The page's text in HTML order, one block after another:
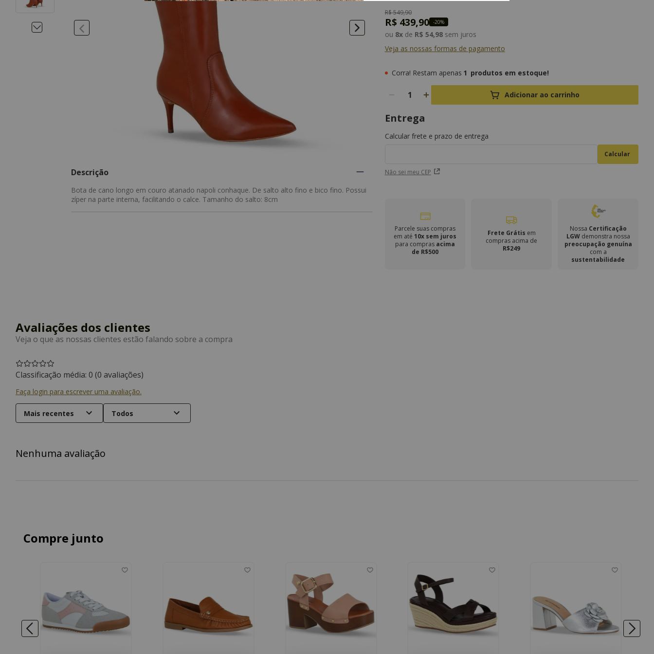
Descrição
Bota de cano longo em couro atanado napoli conhaque. De salto alto fino e bico fino. Possui
zíper na parte interna, facilitando o calce. Tamanho do salto: 8cm
R$549,90
R$ 439,90 -20%
ou 8x de R$ 54,98 sem juros
Veja as nossas formas de pagamento
1 produtos em estoque!
Adicionar ao carrinho
Entrega
Calcular frete e prazo de entrega
Não sei meu CEP
Parcele suas compras
em até10x sem juros
para compras acima
de R$500
Frete Grátis em
compras acima de
R$249
Nossa Certificação
LGWdemonstra nossa
preocupação genuína
com a
sustentabilidade
Classificação média: 0 (0 avaliações)
Faça login para escrever uma avaliação.
Mais recentes Todos
Nenhuma avaliação
Compre junto